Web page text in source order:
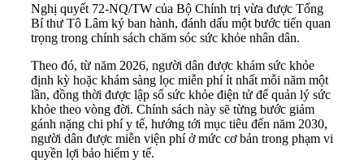
Nghị quyết 72-NQ/TW của Bộ Chính trị vừa được Tổng
Bí thư Tô Lâm ký ban hành, đánh dấu một bước tiến quan
trọng trong chính sách chăm sóc sức khỏe nhân dân.
Theo đó, từ năm 2026, người dân được khám sức khỏe
định kỳ hoặc khám sàng lọc miễn phí ít nhất mỗi năm một
lần, đồng thời được lập sổ sức khỏe điện tử để quản lý sức
khỏe theo vòng đời. Chính sách này sẽ từng bước giảm
gánh nặng chi phí y tế, hướng tới mục tiêu đến năm 2030,
người dân được miễn viện phí ở mức cơ bản trong phạm vi
quyền lợi bảo hiểm y tế.